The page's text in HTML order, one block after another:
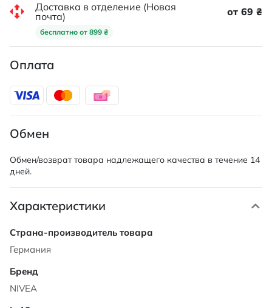
Доставка в отделение (Новая
почта)
бесплатно от 899 ₴
от 69 ₴
Оплата
Обмен
Обмен/возврат товара надлежащего качества в течение 14
дней.
Характеристики
Характеристики
Германия
NIVEA